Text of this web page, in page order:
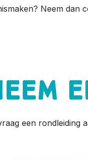
Neem
een rondleiding